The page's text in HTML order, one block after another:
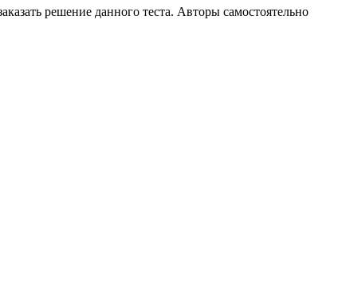
решение данного теста. Авторы самостоятельно